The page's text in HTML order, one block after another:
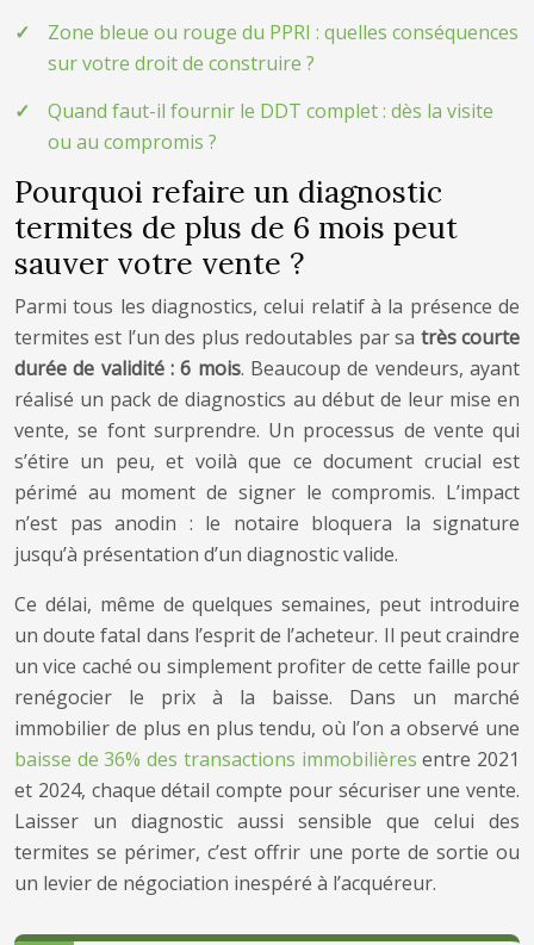
Zone bleue ou rouge du PPRI : quelles conséquences
sur votre droit de construire ?
Quand faut-il fournir le DDT complet : dès la visite
ou au compromis ?
Pourquoi refaire un diagnostic
termites de plus de 6 mois peut
sauver votre vente ?
Parmi tous les diagnostics, celui relatif à la présence de
termites est l’un des plus redoutables par sa très courte
durée de validité : 6 mois. Beaucoup de vendeurs, ayant
réalisé un pack de diagnostics au début de leur mise en
vente, se font surprendre. Un processus de vente qui
s’étire un peu, et voilà que ce document crucial est
périmé au moment de signer le compromis. L’impact
n’est pas anodin : le notaire bloquera la signature
jusqu’à présentation d’un diagnostic valide.
Ce délai, même de quelques semaines, peut introduire
un doute fatal dans l’esprit de l’acheteur. Il peut craindre
un vice caché ou simplement profiter de cette faille pour
renégocier le prix à la baisse. Dans un marché
immobilier de plus en plus tendu, où l’on a observé une
baisse de 36% des transactions immobilières entre 2021
et 2024, chaque détail compte pour sécuriser une vente.
Laisser un diagnostic aussi sensible que celui des
termites se périmer, c’est offrir une porte de sortie ou
un levier de négociation inespéré à l’acquéreur.